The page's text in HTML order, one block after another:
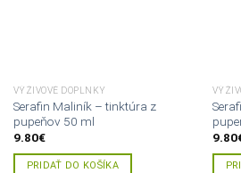
VÝŽIVOVÉ DOPLNKY
Serafin Maliník – tinktúra z
pupeňov 50 ml
9.80€
PRIDAŤ DO KOŠÍKA
9.80